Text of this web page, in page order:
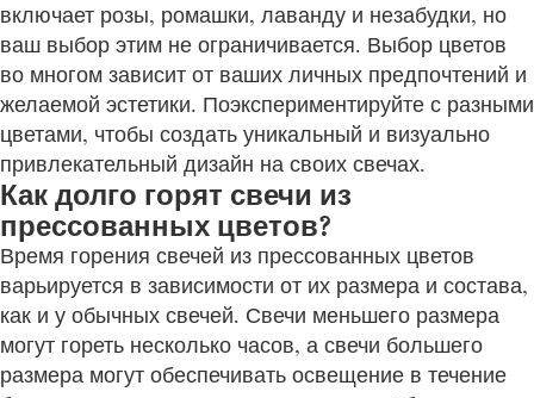
включает розы, ромашки, лаванду и незабудки, но
ваш выбор этим не ограничивается. Выбор цветов
во многом зависит от ваших личных предпочтений и
желаемой эстетики. Поэкспериментируйте с разными
цветами, чтобы создать уникальный и визуально
привлекательный дизайн на своих свечах.
Как долго горят свечи из
прессованных цветов?
Время горения свечей из прессованных цветов
варьируется в зависимости от их размера и состава,
как и у обычных свечей. Свечи меньшего размера
могут гореть несколько часов, а свечи большего
размера могут обеспечивать освещение в течение